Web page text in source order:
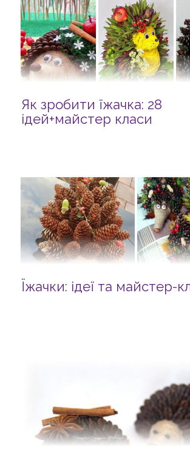
Як зробити їжачка: 28
ідей+майстер класи
Їжачки: ідеї та майстер-